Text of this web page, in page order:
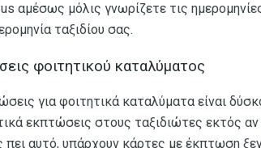
αμέσως μόλις γνωρίζετε τις
ταξιδίου σας.
φοιτητικού καταλύματος
για φοιτητικά καταλύματα είναι
εκπτώσεις στους ταξιδιώτες εκτός
πει αυτό, υπάρχουν κάρτες με έκπτωση